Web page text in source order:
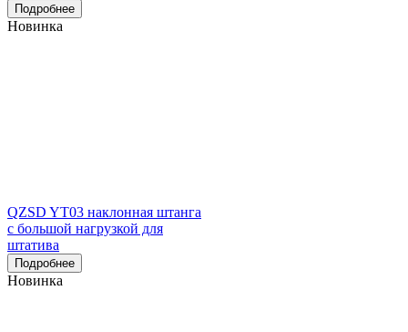
Подробнее
Новинка
QZSD YT03 наклонная штанга
с большой нагрузкой для
штатива
Подробнее
Новинка